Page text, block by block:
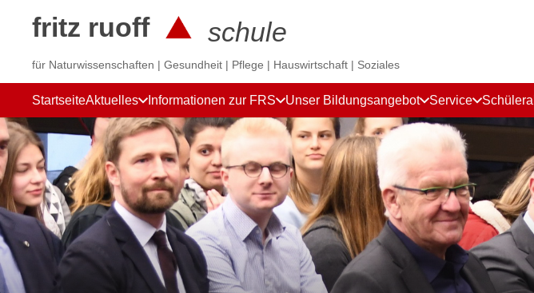
fritz ruoff schule
für Naturwissenschaften | Gesundheit | Pflege | Hauswirtschaft | Soziales
StartseiteAktuelles Informationen zur FRS Unser Bildungsangebot Service